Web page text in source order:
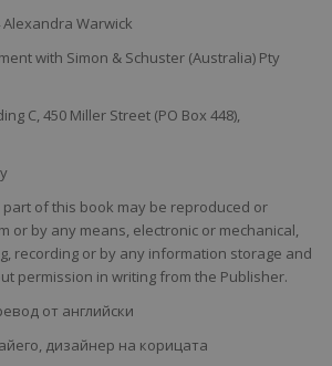
Warwick
with Simon & Schuster (Australia) Pty
C, 450 Miller Street (PO Box 448),
of this book may be reproduced or
or by any means, electronic or mechanical,
recording or by any information storage and
permission in writing from the Publisher.
от английски
дизайнер на корицата